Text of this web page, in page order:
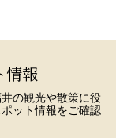
報
の観光や散策に役
ット情報をご確認